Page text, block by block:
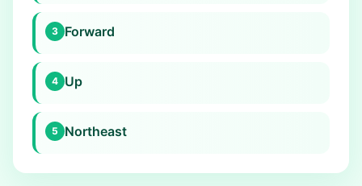
3 Forward
4 Up
5 Northeast